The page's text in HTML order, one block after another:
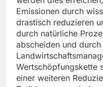
Emissionen durch
drastisch reduzieren
durch natürliche
abscheiden und
Wertschöpfungskette
einer weiteren